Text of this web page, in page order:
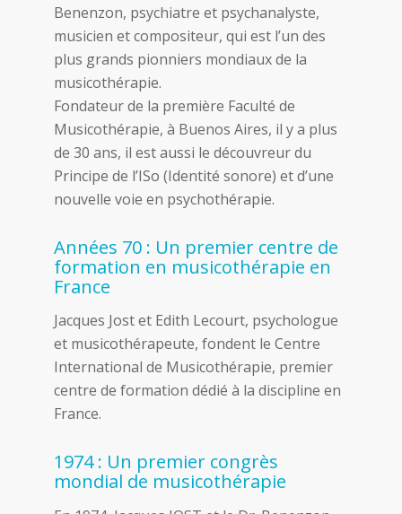
Benenzon, psychiatre et psychanalyste,
musicien et compositeur, qui est l’un des
plus grands pionniers mondiaux de la
musicothérapie.
Fondateur de la première Faculté de
Musicothérapie, à Buenos Aires, il y a plus
de 30 ans, il est aussi le découvreur du
Principe de l’ISo (Identité sonore) et d’une
nouvelle voie en psychothérapie.
Années 70 : Un premier centre de
formation en musicothérapie en
France
Jacques Jost et Edith Lecourt, psychologue
et musicothérapeute, fondent le Centre
International de Musicothérapie, premier
centre de formation dédié à la discipline en
France.
1974 : Un premier congrès
mondial de musicothérapie